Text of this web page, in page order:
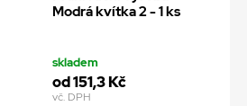
Modrá kvítka 2 - 1 ks
skladem
od 151,3 Kč
vč. DPH